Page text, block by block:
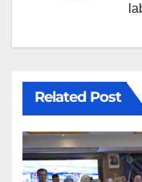
Related Post